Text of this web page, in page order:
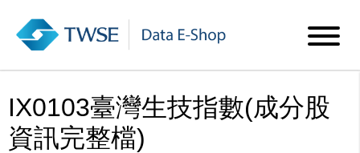
IX0103臺灣生技指數(成分股
資訊完整檔)